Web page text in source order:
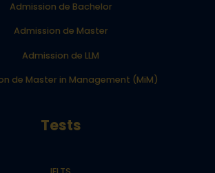
Admission de Bachelor
Admission de Master
Admission de LLM
de Master in Management (MiM)
Tests